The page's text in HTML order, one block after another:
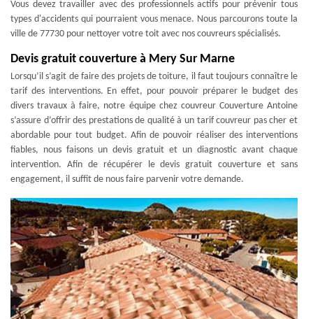
Vous devez travailler avec des professionnels actifs pour prévenir tous
types d'accidents qui pourraient vous menace. Nous parcourons toute la
ville de 77730 pour nettoyer votre toit avec nos couvreurs spécialisés.
Devis gratuit couverture à Mery Sur Marne
Lorsqu’il s’agit de faire des projets de toiture, il faut toujours connaître le
tarif des interventions. En effet, pour pouvoir préparer le budget des
divers travaux à faire, notre équipe chez couvreur Couverture Antoine
s’assure d’offrir des prestations de qualité à un tarif couvreur pas cher et
abordable pour tout budget. Afin de pouvoir réaliser des interventions
fiables, nous faisons un devis gratuit et un diagnostic avant chaque
intervention. Afin de récupérer le devis gratuit couverture et sans
engagement, il suffit de nous faire parvenir votre demande.